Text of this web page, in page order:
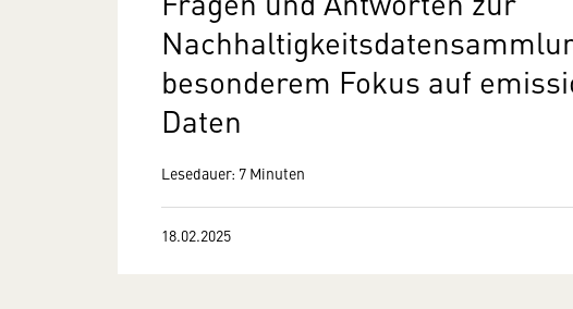
besonderem Fokus auf
Daten
Lesedauer: 7 Minuten
18.02.2025